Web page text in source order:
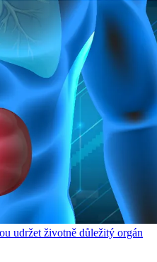
udržet životně důležitý orgán